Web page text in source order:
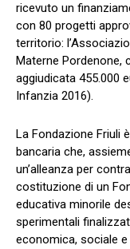
ricevuto un
con 80 progetti
territorio:
Materne Pordenone,
aggiudicata 455.000
Infanzia 2016).
La Fondazione Friuli
bancaria che,
un’alleanza per
costituzione di un
educativa minorile
sperimentali
economica, sociale